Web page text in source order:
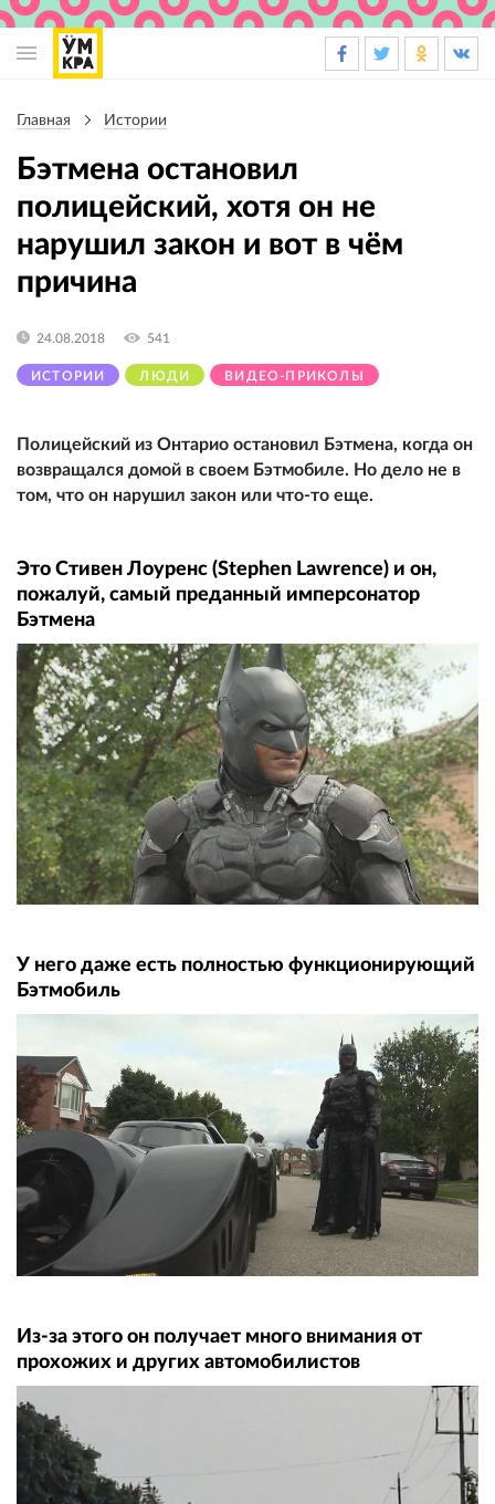
навигации
Главная Истории
Бэтмена остановил
полицейский, хотя он не
нарушил закон и вот в чём
причина
ИСТОРИИ ЛЮДИ ВИДЕО-ПРИКОЛЫ
24.08.2018 541
Полицейский из Онтарио остановил Бэтмена, когда он
возвращался домой в своем Бэтмобиле. Но дело не в
том, что он нарушил закон или что-то еще.
Это Стивен Лоуренс (Stephen Lawrence) и он,
пожалуй, самый преданный имперсонатор
Бэтмена
У него даже есть полностью функционирующий
Бэтмобиль
Из-за этого он получает много внимания от
прохожих и других автомобилистов